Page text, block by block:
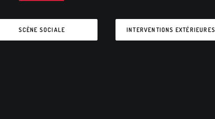
SCÈNE SOCIALE INTERVENTIONS EXTÉRIEURES